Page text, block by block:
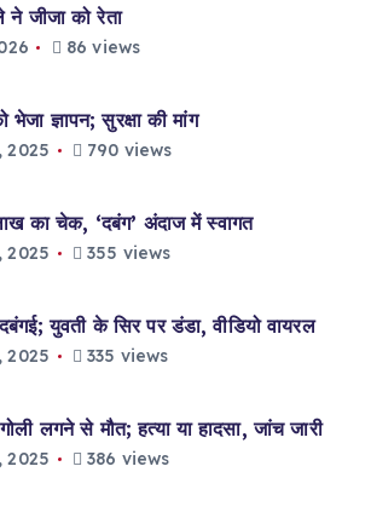
जीजा को रेता
86 views
ज्ञापन; सुरक्षा की मांग
2025 790 views
का चेक, ‘दबंग’ अंदाज में स्वागत
2025 355 views
युवती के सिर पर डंडा, वीडियो वायरल
2025 335 views
से मौत; हत्या या हादसा, जांच जारी
2025 386 views